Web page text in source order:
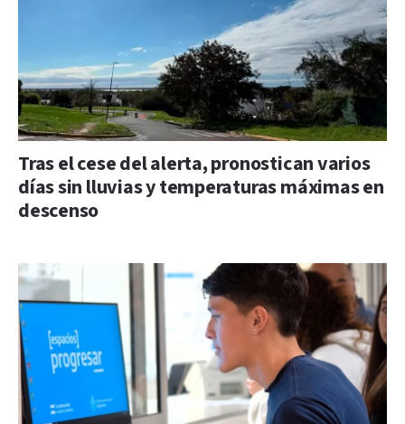
Tras el cese del alerta, pronostican varios
días sin lluvias y temperaturas máximas en
descenso